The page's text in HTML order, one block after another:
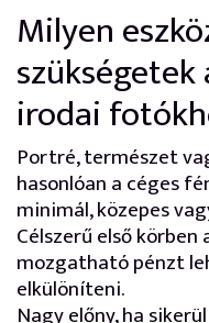
Milyen
irodai
Portré, természet
hasonlóan a céges
minimál, közepes
Célszerű első
mozgatható pénzt
elkülöníteni.
Nagy előny, ha